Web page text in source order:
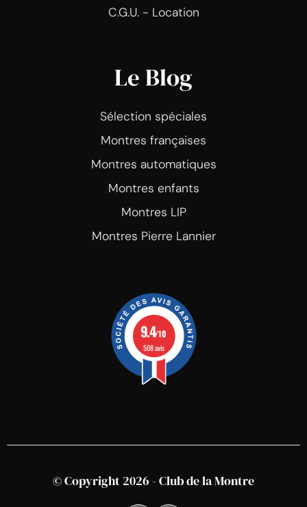
C.G.U. - Location
Le Blog
Sélection spéciales
Montres françaises
Montres automatiques
Montres enfants
Montres LIP
Montres Pierre Lannier
9.4/10
508 avis
© Copyright 2026 - Club de la Montre